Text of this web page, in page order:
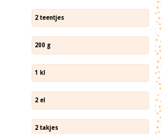
2 teentjes
200 g
1 kl
2 el
2 takjes